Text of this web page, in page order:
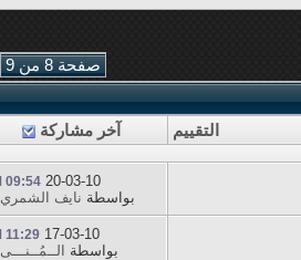
صفحة 8 من 9
التقييم
آخر مشاركة
20-03-10
09:54 PM
بواسطة نايف الشمري
17-03-10
11:29 PM
بواسطة الــمُــنـــى